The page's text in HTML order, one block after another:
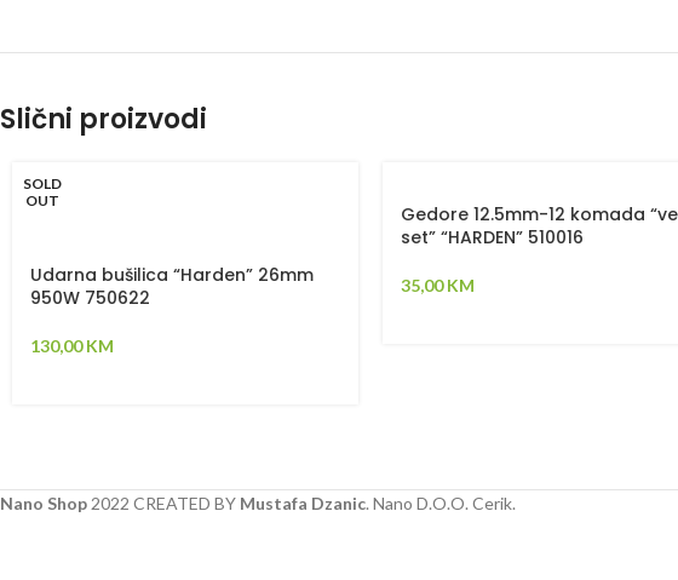
Slični proizvodi
SOLD
OUT
Udarna bušilica “Harden” 26mm
950W 750622
130,00KM
Gedore 12.5mm-12 komada
set” “HARDEN” 510016
35,00KM
Nano Shop 2022 CREATED BY Mustafa Dzanic. Nano D.O.O. Cerik.